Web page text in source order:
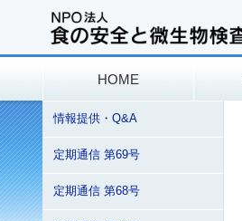
HOME
情報提供・Q&A
定期通信 第69号
定期通信 第68号